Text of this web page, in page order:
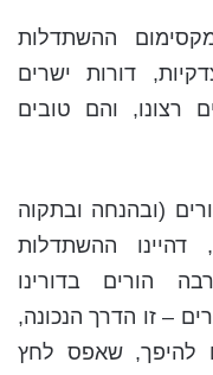
ההשתדלות
דורות ישרים
רצונו, והם טובים
(ובהנחה ובתקוה
ההשתדלות
הורים בדורינו
– זו הדרך הנכונה,
להיפך, שאפס לחץ